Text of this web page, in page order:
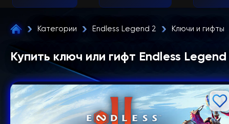
Категории Endless Legend 2 Ключи и гифты
Купить ключ или гифт Endless